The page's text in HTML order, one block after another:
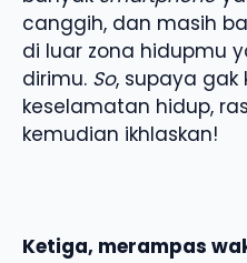
canggih, dan masih
di luar zona hidupmu
dirimu. So, supaya gak
keselamatan hidup,
kemudian ikhlaskan!
Ketiga, merampas